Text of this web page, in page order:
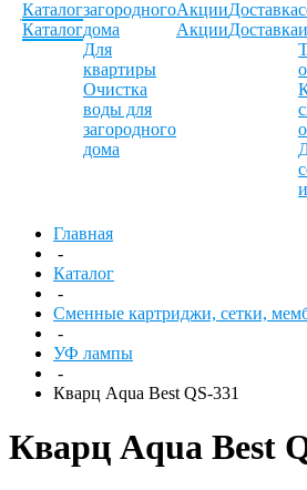
Каталог
Каталог
загородного
дома
Для
квартиры
Очистка
воды для
загородного
дома
Акции
Акции
Доставка
Доставка
Главная
-
Каталог
-
Сменные картриджи, сетки,
-
УФ лампы
-
Кварц Aqua Best QS-331
Кварц Aqua Best